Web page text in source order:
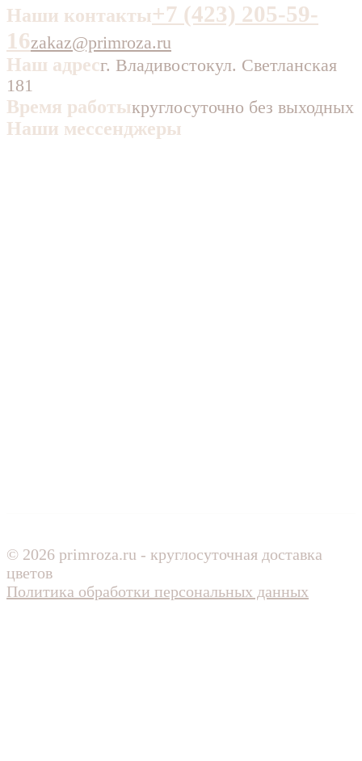
Наши контакты+7 (423) 205-59-
16zakaz@primroza.ru
Наш адресг. Владивостокул. Светланская
181
Время работыкруглосуточно без выходных
Наши мессенджеры
© 2026 primroza.ru - круглосуточная доставка
цветов
Политика обработки персональных данных